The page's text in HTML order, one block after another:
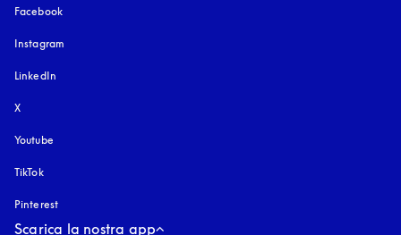
Facebook
Instagram
LinkedIn
X
Youtube
TikTok
Pinterest
Scarica la nostra app